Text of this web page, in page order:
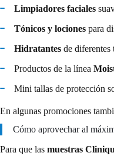
Limpiadores faciales
Tónicos y lociones para
Hidratantes de diferentes
Productos de la línea
Mini tallas de protección
En algunas promociones
Cómo aprovechar al
Para que las muestras